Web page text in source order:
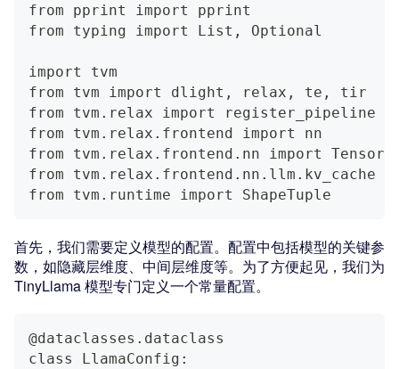
from pprint import pprint
from typing import List, Optional
import tvm
from tvm import dlight, relax, te, tir
from tvm.relax import register_pipeline
from tvm.relax.frontend import nn
from tvm.relax.frontend.nn import Tensor,
from tvm.relax.frontend.nn.llm.kv_cache
from tvm.runtime import ShapeTuple
首先，我们需要定义模型的配置。配置中包括模型的关键参
数，如隐藏层维度、中间层维度等。为了方便起见，我们为
TinyLlama 模型专门定义一个常量配置。
@dataclasses.dataclass
class LlamaConfig: